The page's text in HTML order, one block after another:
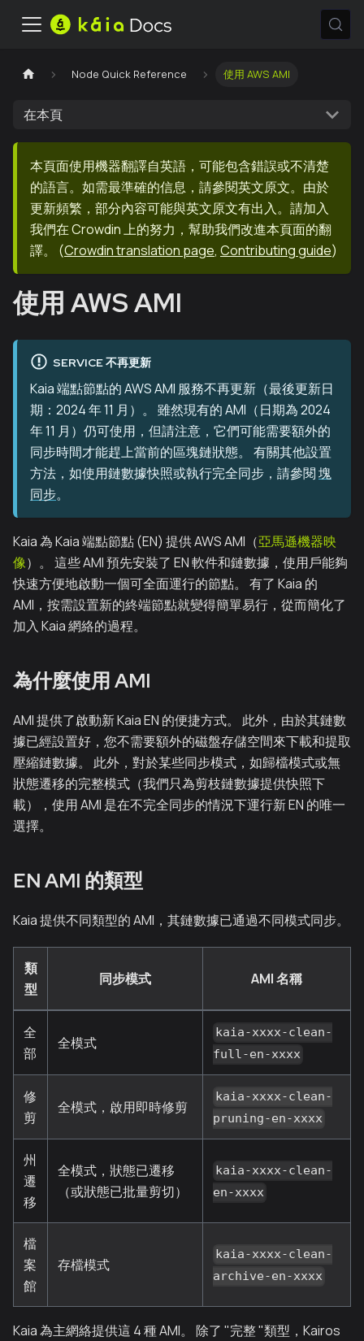
Node Quick Reference 使用 AWS AMI
在本頁
本頁面使用機器翻譯自英語，可能包含錯誤或不清楚
的語言。如需最準確的信息，請參閱英文原文。由於
更新頻繁，部分內容可能與英文原文有出入。請加入
我們在 Crowdin 上的努力，幫助我們改進本頁面的翻
譯。
(Crowdin translation page, Contributing guide)
使用 AWS AMI
SERVICE 不再更新
Kaia 端點節點的 AWS AMI 服務不再更新（最後更新日
期：2024 年 11 月）。 雖然現有的 AMI（日期為 2024
年 11 月）仍可使用，但請注意，它們可能需要額外的
同步時間才能趕上當前的區塊鏈狀態。 有關其他設置
方法，如使用鏈數據快照或執行完全同步，請參閱塊
同步。
Kaia 為 Kaia 端點節點 (EN) 提供 AWS AMI（亞馬遜機器映
像）。 這些 AMI 預先安裝了 EN 軟件和鏈數據，使用戶能夠
快速方便地啟動一個可全面運行的節點。 有了 Kaia 的
AMI，按需設置新的終端節點就變得簡單易行，從而簡化了
加入 Kaia 網絡的過程。
為什麼使用 AMI
AMI 提供了啟動新 Kaia EN 的便捷方式。 此外，由於其鏈數
據已經設置好，您不需要額外的磁盤存儲空間來下載和提取
壓縮鏈數據。 此外，對於某些同步模式，如歸檔模式或無
狀態遷移的完整模式（我們只為剪枝鏈數據提供快照下
載），使用 AMI 是在不完全同步的情況下運行新 EN 的唯一
選擇。
EN AMI 的類型
Kaia 提供不同類型的 AMI，其鏈數據已通過不同模式同步。
類
型
同步模式 AMI 名稱
全
部
全模式
kaia-xxxx-clean-
full-en-xxxx
修
剪
全模式，啟用即時修剪
kaia-xxxx-clean-
pruning-en-xxxx
州
遷
移
全模式，狀態已遷移
（或狀態已批量剪切）
kaia-xxxx-clean-
en-xxxx
檔
案
館
存檔模式
kaia-xxxx-clean-
archive-en-xxxx
Kaia 為主網絡提供這 4 種 AMI。 除了 "完整 "類型，Kairos